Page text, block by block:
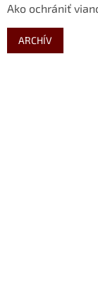
Ako ochrániť
ARCHÍV